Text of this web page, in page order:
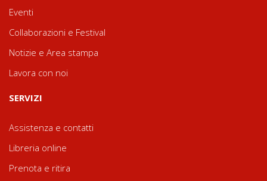
Eventi
Collaborazioni e Festival
Notizie e Area stampa
Lavora con noi
SERVIZI
Assistenza e contatti
Libreria online
Prenota e ritira